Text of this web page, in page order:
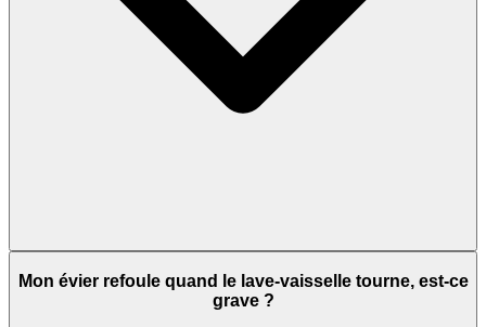
Mon évier refoule quand le lave-vaisselle tourne, est-ce
grave ?